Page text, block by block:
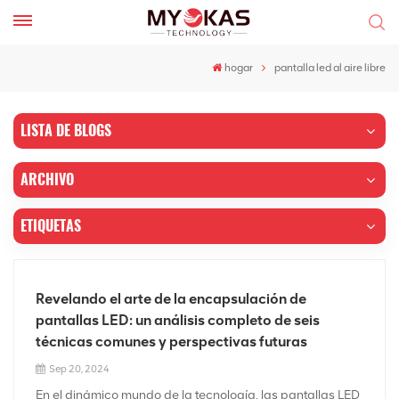
hogar pantalla led al aire libre
LISTA DE BLOGS
ARCHIVO
ETIQUETAS
Revelando el arte de la encapsulación de
pantallas LED: un análisis completo de seis
técnicas comunes y perspectivas futuras
Sep 20, 2024
En el dinámico mundo de la tecnología, las pantallas LED